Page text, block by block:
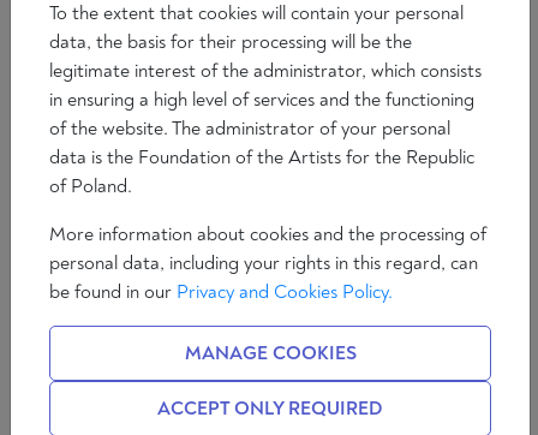
Debata z cyklu "O przyszłości Europy" pt. Narody i ład
polityczny Europy. Czy możliwy jest „naród
europejski”? Badacze świadomości i więzi narodowej
nie są zgodni co do tego, od kiedy możemy mówić o
„narodach” europejskich. Jedni twierdzą, że naród
To the extent that cookies will contain your personal
data, the basis for their processing will be the
legitimate interest of the administrator, which consists
in ensuring a high level of services and the functioning
of the website. The administrator of your personal
data is the Foundation of the Artists for the Republic
of Poland.
More information about cookies and the processing of
personal data, including your rights in this regard, can
be found in our Privacy and Cookies Policy.
MANAGE COOKIES
ACCEPT ONLY REQUIRED